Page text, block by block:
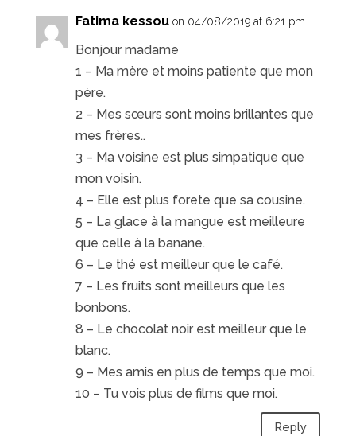
Fatima kessou on 04/08/2019 at 6:21 pm
Bonjour madame
1 – Ma mère et moins patiente que mon
père.
2 – Mes sœurs sont moins brillantes que
mes frères..
3 – Ma voisine est plus simpatique que
mon voisin.
4 – Elle est plus forete que sa cousine.
5 – La glace à la mangue est meilleure
que celle à la banane.
6 – Le thé est meilleur que le café.
7 – Les fruits sont meilleurs que les
bonbons.
8 – Le chocolat noir est meilleur que le
blanc.
9 – Mes amis en plus de temps que moi.
10 – Tu vois plus de films que moi.
Reply